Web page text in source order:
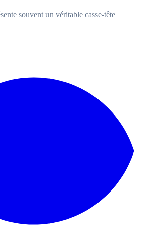
souvent un véritable casse-tête